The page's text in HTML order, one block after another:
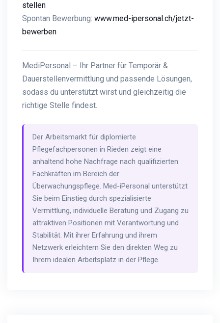
stellen
Spontan Bewerbung: www.med-ipersonal.ch/jetzt-
bewerben
MediPersonal – Ihr Partner für Temporär &
Dauerstellenvermittlung und passende Lösungen,
sodass du unterstützt wirst und gleichzeitig die
richtige Stelle findest.
Der Arbeitsmarkt für diplomierte
Pflegefachpersonen in Rieden zeigt eine
anhaltend hohe Nachfrage nach qualifizierten
Fachkräften im Bereich der
Überwachungspflege. Med-iPersonal unterstützt
Sie beim Einstieg durch spezialisierte
Vermittlung, individuelle Beratung und Zugang zu
attraktiven Positionen mit Verantwortung und
Stabilität. Mit ihrer Erfahrung und ihrem
Netzwerk erleichtern Sie den direkten Weg zu
Ihrem idealen Arbeitsplatz in der Pflege.